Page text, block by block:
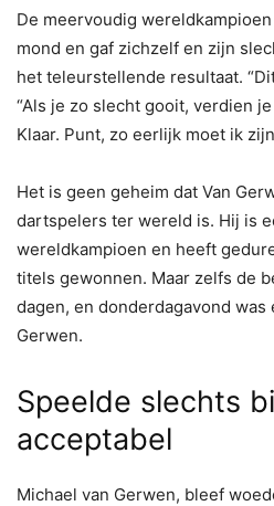
De meervoudig
mond en gaf zichzelf en zijn
het teleurstellende resultaat.
“Als je zo slecht gooit, verdien
Klaar. Punt, zo eerlijk moet ik
Het is geen geheim dat Van
dartspelers ter wereld is. Hij is
wereldkampioen en heeft
titels gewonnen. Maar zelfs de
dagen, en donderdagavond was
Gerwen.
Speelde slechts
acceptabel
Michael van Gerwen, bleef